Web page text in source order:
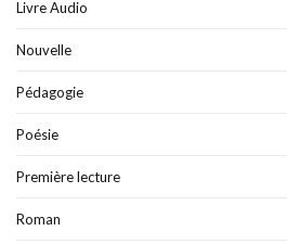
Livre Audio
Nouvelle
Pédagogie
Poésie
Première lecture
Roman